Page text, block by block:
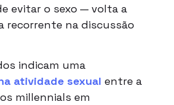
evitar o sexo — volta a
recorrente na discussão
indicam uma
atividade sexual entre a
millennials em